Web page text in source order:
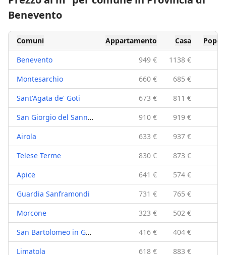
Benevento
Comuni Appartamento Casa
Benevento
949 €
1138 €
Montesarchio
660 €
685 €
Sant'Agata de' Goti
673 €
811 €
San Giorgio del Sannio
910 €
919 €
Airola
633 €
937 €
Telese Terme
830 €
873 €
Apice
641 €
574 €
Guardia Sanframondi
731 €
765 €
Morcone
323 €
502 €
San Bartolomeo in Galdo
416 €
404 €
Limatola
618 €
883 €